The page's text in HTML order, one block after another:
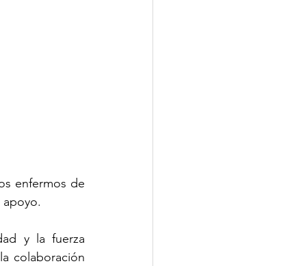
enfermos de
y la fuerza
colaboración